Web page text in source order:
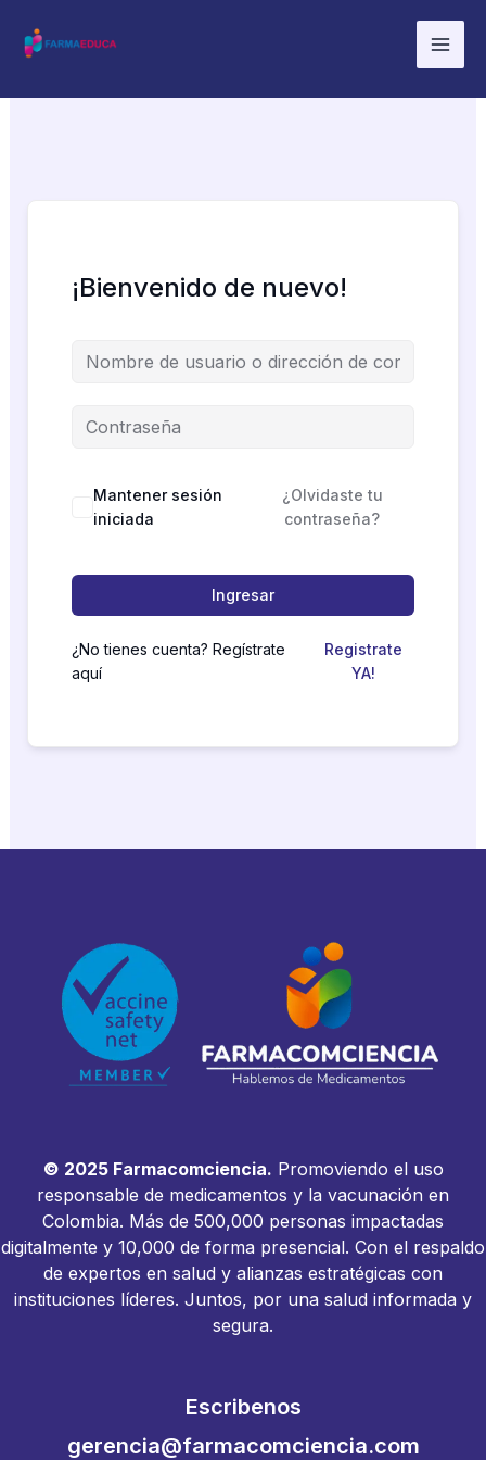
contenido
¡Bienvenido de nuevo!
Mantener sesión
iniciada
¿Olvidaste tu
contraseña?
Ingresar
¿No tienes cuenta? Regístrate
aquí
Registrate
YA!
© 2025 Farmacomciencia. Promoviendo el uso
responsable de medicamentos y la vacunación en
Colombia. Más de 500,000 personas impactadas
digitalmente y 10,000 de forma presencial. Con el respaldo
de expertos en salud y alianzas estratégicas con
instituciones líderes. Juntos, por una salud informada y
segura.
Escribenos
gerencia@farmacomciencia.com